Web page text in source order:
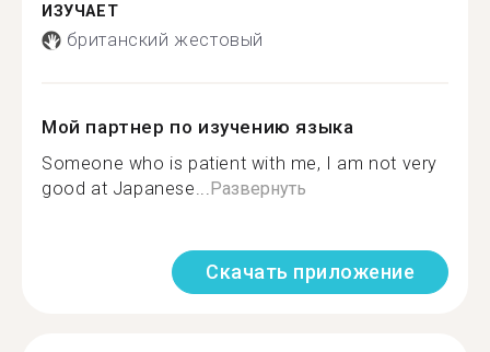
ИЗУЧАЕТ
британский жестовый
Мой партнер по изучению языка
Someone who is patient with me, I am not very
good at Japanese...Развернуть
Скачать приложение